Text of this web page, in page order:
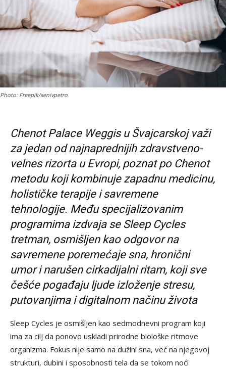
Photo: Freepik/senivpetro
Chenot Palace Weggis u Švajcarskoj važi
za jedan od najnaprednijih zdravstveno-
velnes rizorta u Evropi, poznat po Chenot
metodu koji kombinuje zapadnu medicinu,
holističke terapije i savremene
tehnologije. Među specijalizovanim
programima izdvaja se Sleep Cycles
tretman, osmišljen kao odgovor na
savremene poremećaje sna, hronični
umor i narušen cirkadijalni ritam, koji sve
češće pogađaju ljude izloženje stresu,
putovanjima i digitalnom načinu života
Sleep Cycles je osmišljen kao sedmodnevni program koji
ima za cilj da ponovo uskladi prirodne biološke ritmove
organizma. Fokus nije samo na dužini sna, već na njegovoj
strukturi, dubini i sposobnosti tela da se tokom noći